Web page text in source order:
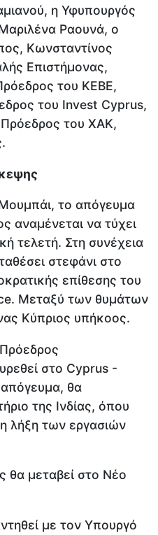
η Υφυπουργός
Ραουνά, ο
Κωνσταντίνος
Επιστήμονας,
του ΚΕΒΕ,
του Invest Cyprus,
Πρόεδρος του ΧΑΚ,
το απόγευμα
αναμένεται να τύχει
τελετή. Στη συνέχεια
στεφάνι στο
επίθεσης του
Μεταξύ των θυμάτων
Κύπριος υπήκοος.
στο Cyprus -
θα
της Ινδίας, όπου
λήξη των εργασιών
θα μεταβεί στο Νέο
με τον Υπουργό